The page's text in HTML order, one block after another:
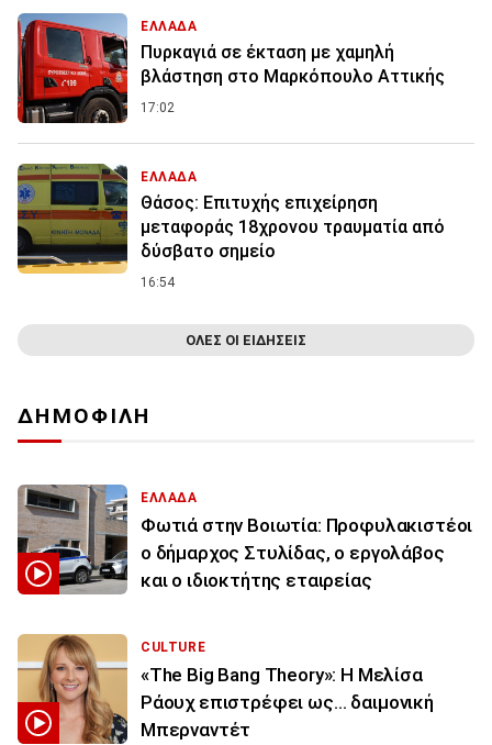
ΕΛΛΑΔΑ
Πυρκαγιά σε έκταση με χαμηλή
βλάστηση στο Μαρκόπουλο Αττικής
17:02
ΕΛΛΑΔΑ
Θάσος: Επιτυχής επιχείρηση
μεταφοράς 18χρονου τραυματία από
δύσβατο σημείο
16:54
ΟΛΕΣ ΟΙ ΕΙΔΗΣΕΙΣ
ΔΗΜΟΦΙΛΗ
ΕΛΛΑΔΑ
Φωτιά στην Βοιωτία: Προφυλακιστέοι
ο δήμαρχος Στυλίδας, ο εργολάβος
και ο ιδιοκτήτης εταιρείας
CULTURE
«The Big Bang Theory»: Η Μελίσα
Ράουχ επιστρέφει ως… δαιμονική
Μπερναντέτ